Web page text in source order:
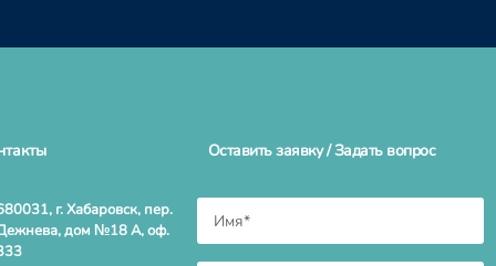
г. Хабаровск, пер.
дом №18 А, оф.
Оставить заявку / Задать вопрос